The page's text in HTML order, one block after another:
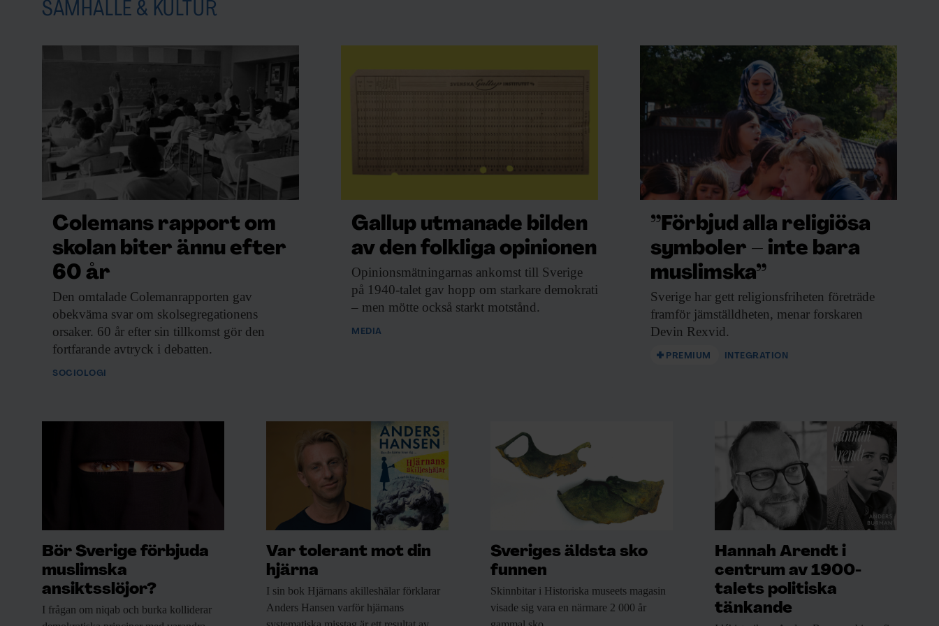
SAMHÄLLE & KULTUR
Colemans rapport om
skolan biter ännu efter
60 år
Den omtalade Colemanrapporten gav
obekväma svar om skolsegregationens
orsaker. 60 år efter sin tillkomst gör den
fortfarande avtryck i debatten.
SOCIOLOGI
Gallup utmanade bilden
av den folkliga opinionen
Opinionsmätningarnas ankomst till Sverige
på 1940-talet gav hopp om starkare demokrati
– men mötte också starkt motstånd.
MEDIA
”Förbjud alla religiösa
symboler – inte bara
muslimska”
Sverige har gett religionsfriheten företräde
framför jämställdheten, menar forskaren
Devin Rexvid.
PREMIUM INTEGRATION
Bör Sverige förbjuda
muslimska
ansiktsslöjor?
I frågan om niqab och burka kolliderar
Var tolerant mot din
hjärna
I sin bok Hjärnans akilleshälar förklarar
Anders Hansen varför hjärnans
Sveriges äldsta sko
funnen
Skinnbitar i Historiska museets magasin
visade sig vara en närmare 2 000 år
Hannah Arendt i
centrum av 1900-
talets politiska
tänkande